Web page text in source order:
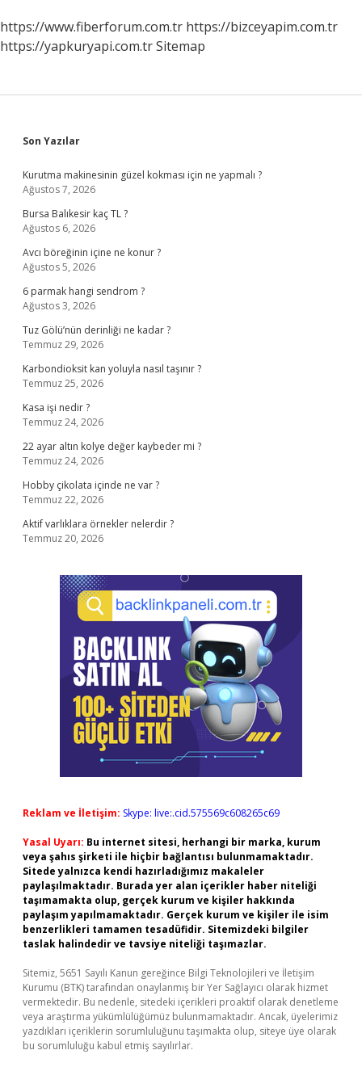
https://www.fiberforum.com.tr https://bizceyapim.com.tr
https://yapkuryapi.com.trSitemap
Sidebar
Son Yazılar
Kurutma makinesinin güzel kokması için ne yapmalı ?
Ağustos 7, 2026
Bursa Balıkesir kaç TL ?
Ağustos 6, 2026
Avcı böreğinin içine ne konur ?
Ağustos 5, 2026
6 parmak hangi sendrom ?
Ağustos 3, 2026
Tuz Gölü’nün derinliği ne kadar ?
Temmuz 29, 2026
Karbondioksit kan yoluyla nasıl taşınır ?
Temmuz 25, 2026
Kasa işi nedir ?
Temmuz 24, 2026
22 ayar altın kolye değer kaybeder mi ?
Temmuz 24, 2026
Hobby çikolata içinde ne var ?
Temmuz 22, 2026
Aktif varlıklara örnekler nelerdir ?
Temmuz 20, 2026
Reklam ve İletişim: Skype: live:.cid.575569c608265c69
Yasal Uyarı: Bu internet sitesi, herhangi bir marka, kurum
veya şahıs şirketi ile hiçbir bağlantısı bulunmamaktadır.
Sitede yalnızca kendi hazırladığımız makaleler
paylaşılmaktadır. Burada yer alan içerikler haber niteliği
taşımamakta olup, gerçek kurum ve kişiler hakkında
paylaşım yapılmamaktadır. Gerçek kurum ve kişiler ile isim
benzerlikleri tamamen tesadüfidir. Sitemizdeki bilgiler
taslak halindedir ve tavsiye niteliği taşımazlar.
Sitemiz, 5651 Sayılı Kanun gereğince Bilgi Teknolojileri ve İletişim
Kurumu (BTK) tarafından onaylanmış bir Yer Sağlayıcı olarak hizmet
vermektedir. Bu nedenle, sitedeki içerikleri proaktif olarak denetleme
veya araştırma yükümlülüğümüz bulunmamaktadır. Ancak, üyelerimiz
yazdıkları içeriklerin sorumluluğunu taşımakta olup, siteye üye olarak
bu sorumluluğu kabul etmiş sayılırlar.